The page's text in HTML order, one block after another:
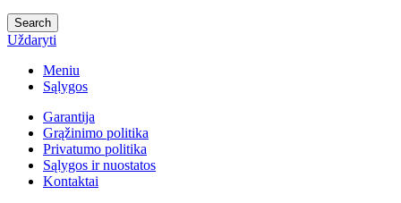
Search
Uždaryti
Meniu
Sąlygos
Garantija
Grąžinimo politika
Privatumo politika
Sąlygos ir nuostatos
Kontaktai